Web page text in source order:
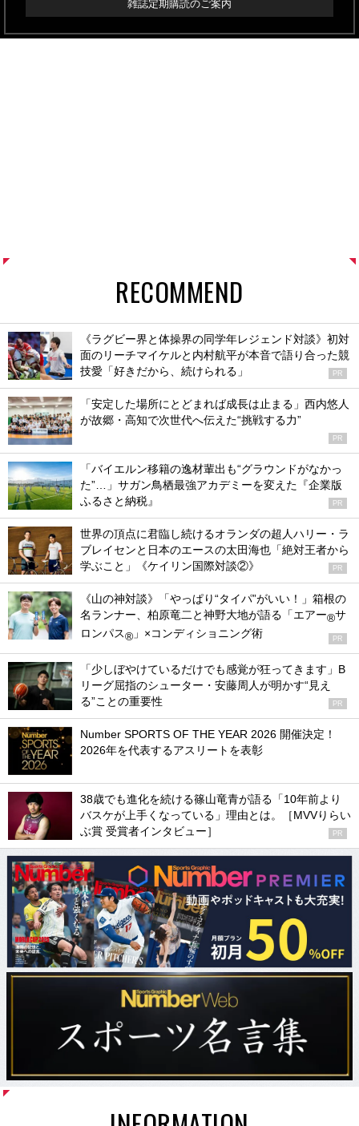
雑誌定期購読のご案内
RECOMMEND
《ラグビー界と体操界の同学年レジェンド対談》初対
面のリーチマイケルと内村航平が本音で語り合った競
技愛「好きだから、続けられる」
PR
「安定した場所にとどまれば成長は止まる」西内悠人
が故郷・高知で次世代へ伝えた“挑戦する力”
PR
「バイエルン移籍の逸材輩出も“グラウンドがなかっ
た”…」サガン鳥栖最強アカデミーを変えた『企業版
ふるさと納税』
PR
世界の頂点に君臨し続けるオランダの超人ハリー・ラ
ブレイセンと日本のエースの太田海也「絶対王者から
学ぶこと」《ケイリン国際対談②》
PR
《山の神対談》「やっぱり“タイパ”がいい！」箱根の
名ランナー、柏原竜二と神野大地が語る「エアー®サ
ロンパス® 」×コンディショニング術 PR
「少しぼやけているだけでも感覚が狂ってきます」B
リーグ屈指のシューター・安藤周人が明かす“見え
る”ことの重要性
PR
Number SPORTS OF THE YEAR 2026 開催決定！
2026年を代表するアスリートを表彰
38歳でも進化を続ける篠山竜青が語る「10年前より
バスケが上手くなっている」理由とは。［MVVりらい
ぶ賞 受賞者インタビュー］
PR